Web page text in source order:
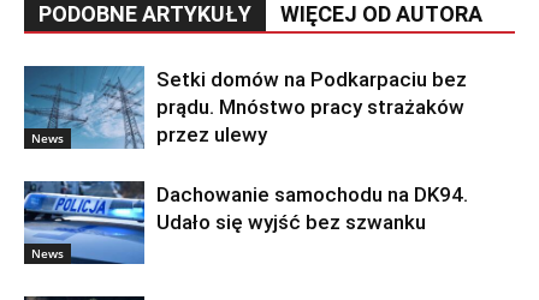
PODOBNE ARTYKUŁY WIĘCEJ OD AUTORA
News
Setki domów na Podkarpaciu bez
prądu. Mnóstwo pracy strażaków
przez ulewy
News
Dachowanie samochodu na DK94.
Udało się wyjść bez szwanku